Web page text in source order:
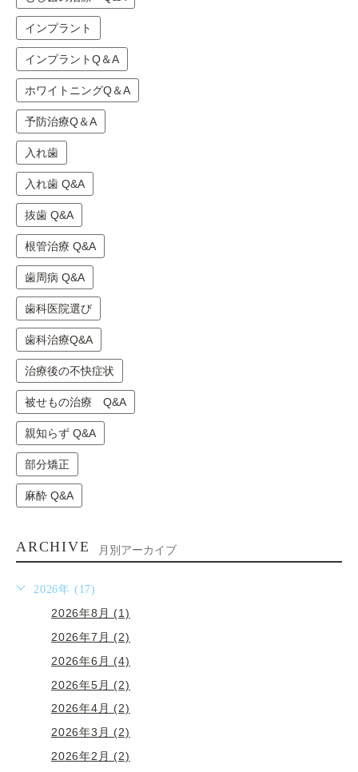
インプラント
インプラントQ＆A
ホワイトニングQ＆A
予防治療Q＆A
入れ歯
入れ歯 Q&A
抜歯 Q&A
根管治療 Q&A
歯周病 Q&A
歯科医院選び
歯科治療Q&A
治療後の不快症状
被せもの治療 Q&A
親知らず Q&A
部分矯正
麻酔 Q&A
ARCHIVE 月別アーカイブ
2026年 (17)
2026年8月 (1)
2026年7月 (2)
2026年6月 (4)
2026年5月 (2)
2026年4月 (2)
2026年3月 (2)
2026年2月 (2)